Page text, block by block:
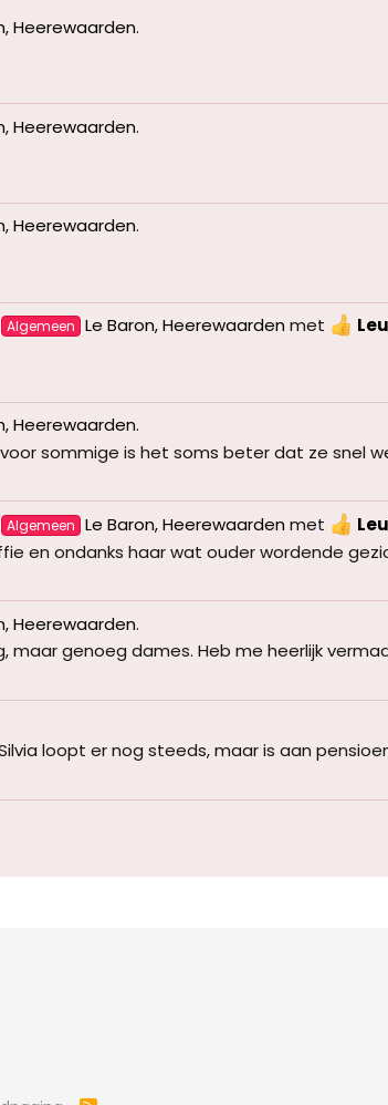
Heerewaarden.
Heerewaarden.
Heerewaarden.
Algemeen Le Baron, Heerewaarden met
Heerewaarden.
sommige is het soms beter dat ze snel
Algemeen Le Baron, Heerewaarden met
en ondanks haar wat ouder wordende
Heerewaarden.
genoeg dames. Heb me heerlijk
loopt er nog steeds, maar is aan